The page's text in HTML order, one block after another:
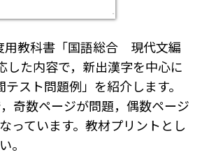
用教科書「国語総合 現代文編
した内容で，新出漢字を中心に
スト問題例」を紹介します。
奇数ページが問題，偶数ページ
っています。教材プリントとし
。